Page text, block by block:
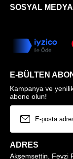
SOSYAL MEDYA
E-BÜLTEN
Kampanya ve
abone olun!
ADRES
Akşemsettin, Fevzi